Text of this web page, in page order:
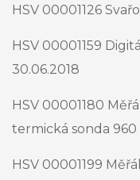
HSV 00001126
HSV 00001159
30.06.2018
HSV 00001180
termická sonda 960
HSV 00001199